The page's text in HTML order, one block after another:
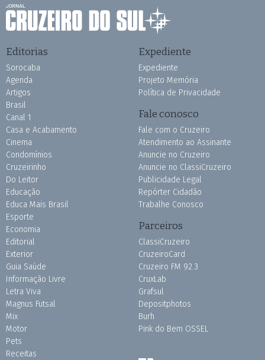
Editorias
Sorocaba
Agenda
Artigos
Brasil
Canal 1
Casa e Acabamento
Cinema
Condomínios
Cruzeirinho
Do Leitor
Educação
Educa Mais Brasil
Esporte
Economia
Editorial
Exterior
Guia Saúde
Informação Livre
Letra Viva
Magnus Futsal
Mix
Motor
Pets
Receitas
Expediente
Expediente
Projeto Memória
Política de Privacidade
Fale conosco
Fale com o Cruzeiro
Atendimento ao Assinante
Anuncie no Cruzeiro
Anuncie no ClassiCruzeiro
Publicidade Legal
Repórter Cidadão
Trabalhe Conosco
Parceiros
ClassiCruzeiro
CruzeiroCard
Cruzeiro FM 92.3
CruxLab
Grafsul
Depositphotos
Burh
Pink do Bem OSSEL